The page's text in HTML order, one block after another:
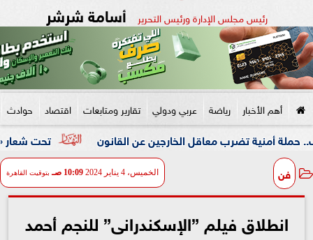
رئيس مجلس الإدارة ورئيس التحرير أسامة شرشر
أهم الأخبار رياضة عربي ودولي تقارير ومتابعات اقتصاد حوادث
تحت شعار «خدمة بيوت معاقل الخارجين عن القانون
فن الخميس، 4 يناير 2024 10:09 صـ بتوقيت القاهرة
انطلاق فيلم ”الإسكندرانى” للنجم أحمد